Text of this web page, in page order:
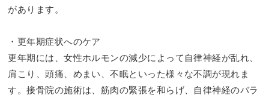
があります。
・更年期症状へのケア
更年期には、女性ホルモンの減少によって自律神経が乱れ、
肩こり、頭痛、めまい、不眠といった様々な不調が現れま
す。接骨院の施術は、筋肉の緊張を和らげ、自律神経のバラ